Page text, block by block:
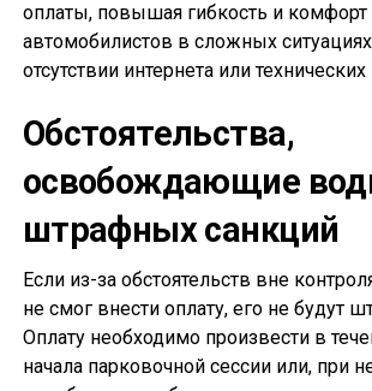
оплаты, повышая гибкость и комфорт
автомобилистов в сложных
отсутствии интернета или
Обстоятельства,
освобождающие
штрафных санкций
Если из-за обстоятельств вне
не смог внести оплату, его не будут
Оплату необходимо произвести в
начала парковочной сессии или, при